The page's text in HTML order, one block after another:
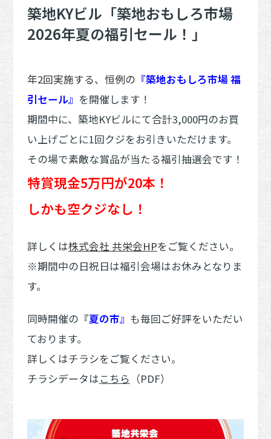
築地KYビル「築地おもしろ市場
2026年夏の福引セール！」
年2回実施する、恒例の 『築地おもしろ市場 福
引セール』 を開催します！
期間中に、築地KYビルにて合計3,000円のお買
い上げごとに1回クジをお引きいただけます。
その場で素敵な賞品が当たる福引抽選会です！
特賞現金5万円が20本！
しかも空クジなし！
詳し くは株式会社 共栄会HPをご覧ください。
※期間中の日祝日は福引会場はお休みとなりま
す。
同時開催の 『夏の市』 も毎回ご好評をいただい
ております。
詳しくはチラシをご覧ください。
チラシデータはこちら （PDF）